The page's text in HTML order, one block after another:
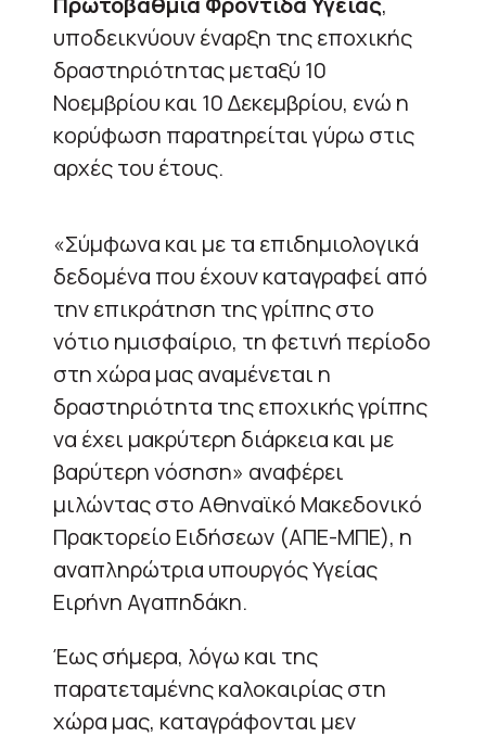
υποδεικνύουν έναρξη της εποχικής
δραστηριότητας μεταξύ 10
Νοεμβρίου και 10 Δεκεμβρίου, ενώ η
κορύφωση παρατηρείται γύρω στις
αρχές του έτους.
«Σύμφωνα και με τα επιδημιολογικά
δεδομένα που έχουν καταγραφεί από
την επικράτηση της γρίπης στο
νότιο ημισφαίριο, τη φετινή περίοδο
στη χώρα μας αναμένεται η
δραστηριότητα της εποχικής γρίπης
να έχει μακρύτερη διάρκεια και με
βαρύτερη νόσηση» αναφέρει
μιλώντας στο Αθηναϊκό Μακεδονικό
Πρακτορείο Ειδήσεων (ΑΠΕ-ΜΠΕ), η
αναπληρώτρια υπουργός Υγείας
Ειρήνη Αγαπηδάκη.
Έως σήμερα, λόγω και της
παρατεταμένης καλοκαιρίας στη
χώρα μας, καταγράφονται μεν